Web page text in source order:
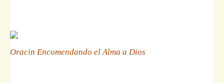
Oracin Encomendando el Alma a Dios